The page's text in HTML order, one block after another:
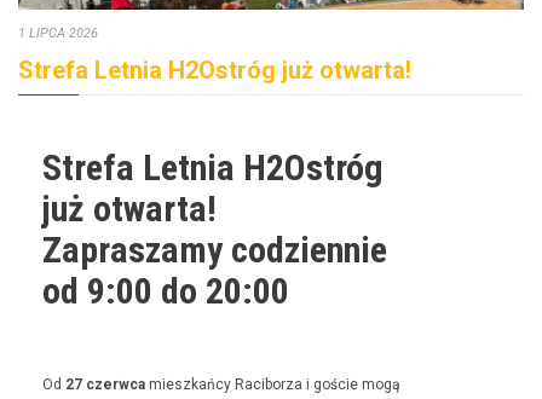
1 LIPCA 2026
Strefa Letnia H2Ostróg już otwarta!
Strefa Letnia H2Ostróg
już otwarta!
Zapraszamy codziennie
od 9:00 do 20:00
Od 27 czer­w­ca mieszkań­cy Raci­borza i goś­cie mogą